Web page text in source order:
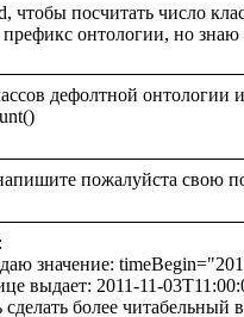
чтобы посчитать число
дефолтной онтологии
значение:
выдает: 2011-11-